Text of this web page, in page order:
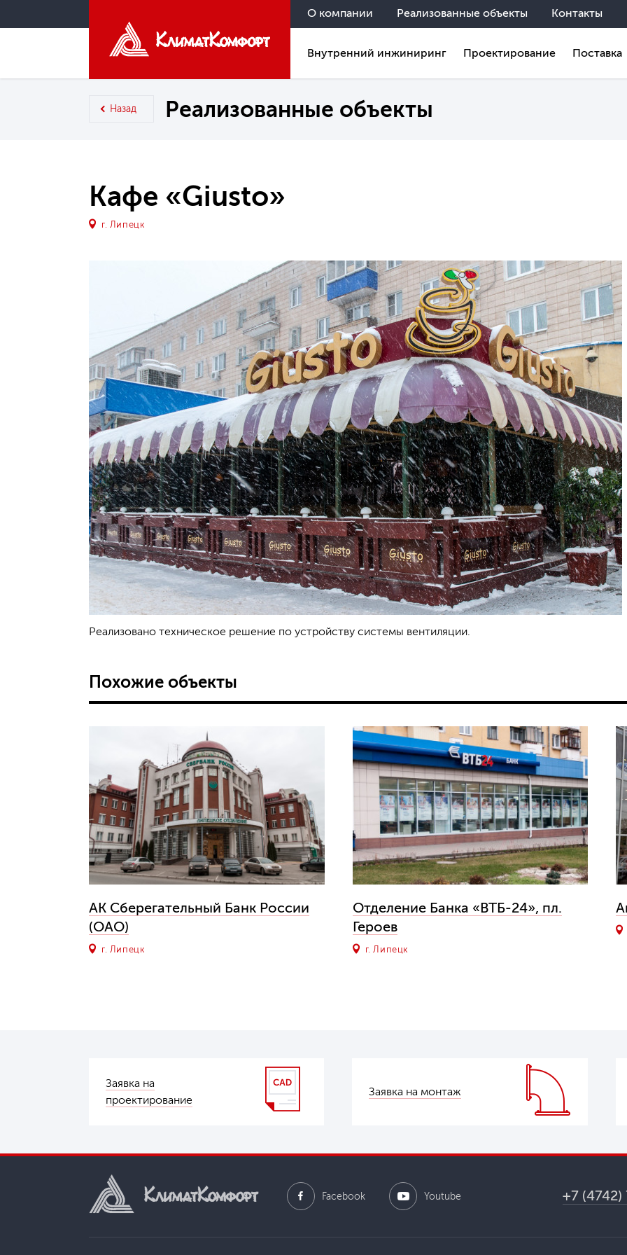
О компании Реализованные объекты Контакты
Внутренний инжиниринг Проектирование Поставка
Назад Реализованные объекты
Кафе «Giusto»
г. Липецк
Реализовано техническое решение по устройству системы вентиляции.
Похожие объекты
АК Сберегательный Банк России
(ОАО)
г. Липецк
Отделение Банка «ВТБ-24», пл.
Героев
г. Липецк
Заявка на
проектирование
Заявка на монтаж
Facebook Youtube +7